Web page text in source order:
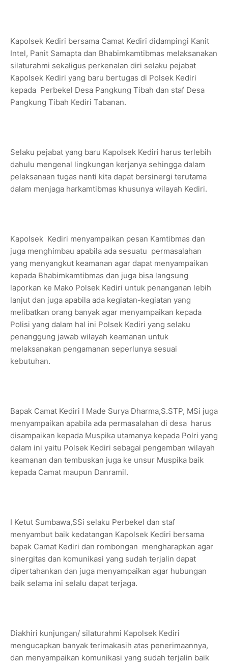
Kapolsek Kediri bersama Camat Kediri didampingi Kanit
Intel, Panit Samapta dan Bhabimkamtibmas melaksanakan
silaturahmi sekaligus perkenalan diri selaku pejabat
Kapolsek Kediri yang baru bertugas di Polsek Kediri
kepada Perbekel Desa Pangkung Tibah dan staf Desa
Pangkung Tibah Kediri Tabanan.
Selaku pejabat yang baru Kapolsek Kediri harus terlebih
dahulu mengenal lingkungan kerjanya sehingga dalam
pelaksanaan tugas nanti kita dapat bersinergi terutama
dalam menjaga harkamtibmas khusunya wilayah Kediri.
Kapolsek Kediri menyampaikan pesan Kamtibmas dan
juga menghimbau apabila ada sesuatu permasalahan
yang menyangkut keamanan agar dapat menyampaikan
kepada Bhabimkamtibmas dan juga bisa langsung
laporkan ke Mako Polsek Kediri untuk penanganan lebih
lanjut dan juga apabila ada kegiatan-kegiatan yang
melibatkan orang banyak agar menyampaikan kepada
Polisi yang dalam hal ini Polsek Kediri yang selaku
penanggung jawab wilayah keamanan untuk
melaksanakan pengamanan seperlunya sesuai
kebutuhan.
Bapak Camat Kediri I Made Surya Dharma,S.STP, MSi juga
menyampaikan apabila ada permasalahan di desa harus
disampaikan kepada Muspika utamanya kepada Polri yang
dalam ini yaitu Polsek Kediri sebagai pengemban wilayah
keamanan dan tembuskan juga ke unsur Muspika baik
kepada Camat maupun Danramil.
I Ketut Sumbawa,SSi selaku Perbekel dan staf
menyambut baik kedatangan Kapolsek Kediri bersama
bapak Camat Kediri dan rombongan mengharapkan agar
sinergitas dan komunikasi yang sudah terjalin dapat
dipertahankan dan juga menyampaikan agar hubungan
baik selama ini selalu dapat terjaga.
Diakhiri kunjungan/ silaturahmi Kapolsek Kediri
mengucapkan banyak terimakasih atas penerimaannya,
dan menyampaikan komunikasi yang sudah terjalin baik